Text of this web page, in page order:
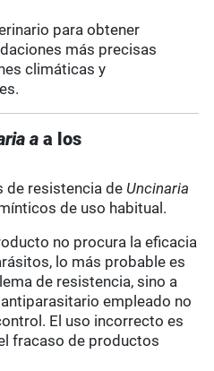
para obtener
más precisas
climáticas y
a a los
de resistencia de Uncinaria
de uso habitual.
no procura la eficacia
lo más probable es
de resistencia, sino a
empleado no
El uso incorrecto es
fracaso de productos